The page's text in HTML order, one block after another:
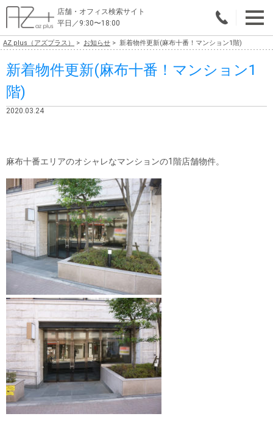
店舗・オフィス検索サイト
平日／9:30〜18:00
物件総合検索
エリアで探す
業種で探す
賃料から探す
こだわりで探す
店舗・オフィス物件を探す
テナントビルオーナー様へ
店舗・オフィスの内装会社を探す
AZ plus（アズプラス） お知らせ 新着物件更新(麻布十番！マンション1階)
新着物件更新(麻布十番！マンション1
階)
2020.03.24
麻布十番エリアのオシャレなマンションの1階店舗物件。